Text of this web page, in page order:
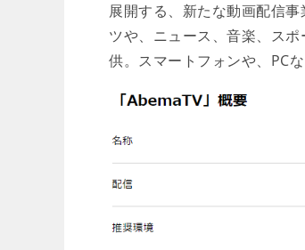
展開する、新たな動画配信
ツや、ニュース、音楽、ス
供。スマートフォンや、PC